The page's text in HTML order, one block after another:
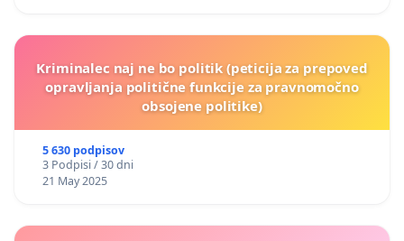
Kriminalec naj ne bo politik (peticija za prepoved
opravljanja politične funkcije za pravnomočno
obsojene politike)
5 630 podpisov
3 Podpisi / 30 dni
21 May 2025